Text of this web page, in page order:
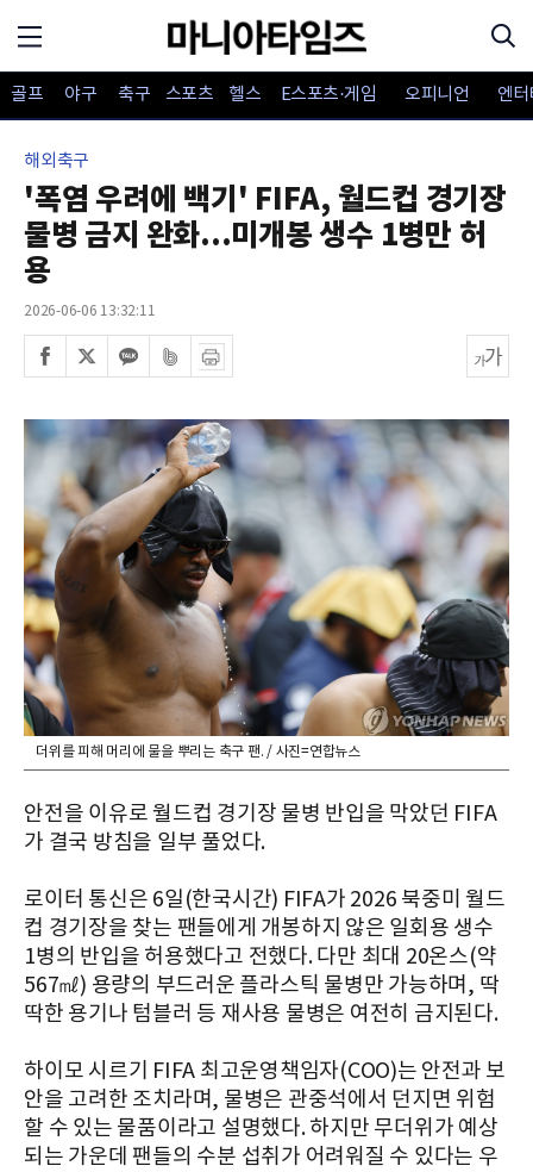
골프 야구 축구 스포츠 헬스 E스포츠·게임 오피니언 엔
해외축구
'폭염 우려에 백기' FIFA, 월드컵 경기장
물병 금지 완화...미개봉 생수 1병만 허
용
2026-06-06 13:32:11
더위를 피해 머리에 물을 뿌리는 축구 팬. / 사진=연합뉴스
안전을 이유로 월드컵 경기장 물병 반입을 막았던 FIFA
가 결국 방침을 일부 풀었다.
로이터 통신은 6일(한국시간) FIFA가 2026 북중미 월드
컵 경기장을 찾는 팬들에게 개봉하지 않은 일회용 생수
1병의 반입을 허용했다고 전했다. 다만 최대 20온스(약
567㎖) 용량의 부드러운 플라스틱 물병만 가능하며, 딱
딱한 용기나 텀블러 등 재사용 물병은 여전히 금지된다.
하이모 시르기 FIFA 최고운영책임자(COO)는 안전과 보
안을 고려한 조치라며, 물병은 관중석에서 던지면 위험
할 수 있는 물품이라고 설명했다. 하지만 무더위가 예상
되는 가운데 팬들의 수분 섭취가 어려워질 수 있다는 우